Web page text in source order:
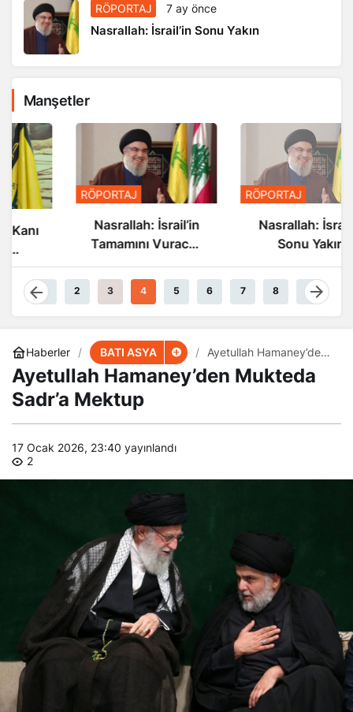
RÖPORTAJ 7 ay önce
Nasrallah: İsrail’in Sonu Yakın
Manşetler
RÖPORTAJ
Nasrallah: İsrail’in
Tamamını Vuracak
RÖPORTAJ
Nasrallah: İsrail’in
Sonu Yakın
1 2 3 4 5 6 7 8 9
Haberler BATI ASYA
Ayetullah Hamaney’den
Mukteda Sadr’a Mektup
Ayetullah Hamaney’den Mukteda
Sadr’a Mektup
17 Ocak 2026, 23:40 yayınlandı
2